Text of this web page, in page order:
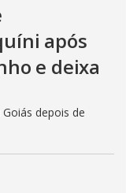
após
e deixa
depois de